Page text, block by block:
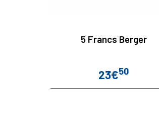
5 Francs Berger
Prix
23€50